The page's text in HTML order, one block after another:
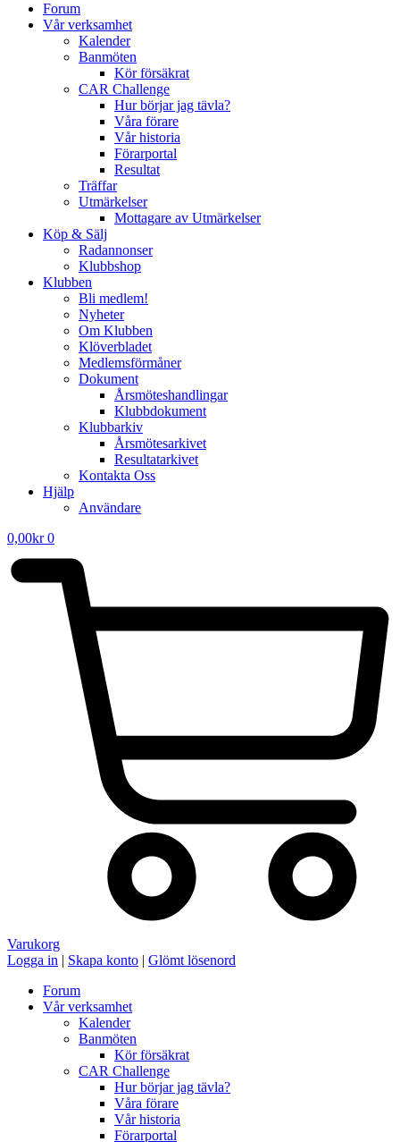
Forum
Vår verksamhet
Kalender
Banmöten
Kör försäkrat
CAR Challenge
Hur börjar jag tävla?
Våra förare
Vår historia
Förarportal
Resultat
Träffar
Utmärkelser
Mottagare av Utmärkelser
Köp & Sälj
Radannonser
Klubbshop
Klubben
Bli medlem!
Nyheter
Om Klubben
Klöverbladet
Medlemsförmåner
Dokument
Årsmöteshandlingar
Klubbdokument
Klubbarkiv
Årsmötesarkivet
Resultatarkivet
Kontakta Oss
Hjälp
Användare
0,00kr 0
Varukorg
Logga in | Skapa konto | Glömt lösenord
Forum
Vår verksamhet
Kalender
Banmöten
Kör försäkrat
CAR Challenge
Hur börjar jag tävla?
Våra förare
Vår historia
Förarportal